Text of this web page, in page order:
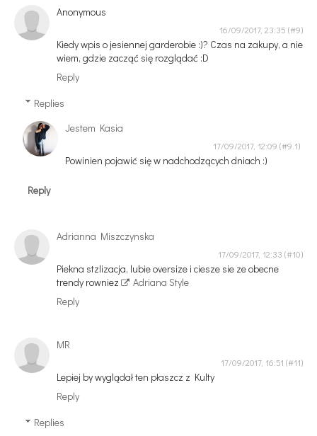
Anonymous
16/09/2017, 23:35
Kiedy wpis o jesiennej garderobie :)? Czas na zakupy, a nie
wiem, gdzie zacząć się rozglądać :D
Reply
Replies
Jestem Kasia
17/09/2017, 12:09
Powinien pojawić się w nadchodzących dniach :)
Reply
Adrianna Miszczynska
17/09/2017, 12:33
Piekna stzlizacja, lubie oversize i ciesze sie ze obecne
trendy rowniez
Adriana Style
Reply
MR
17/09/2017, 16:51
Lepiej by wyglądał ten płaszcz z Kulty
Reply
Replies